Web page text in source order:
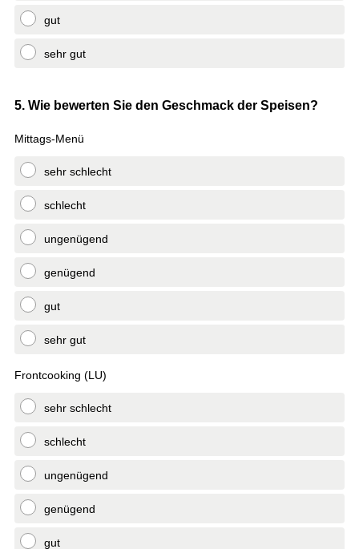
gut
sehr gut
Question
5. Wie bewerten Sie den Geschmack der Speisen?
Mittags-Menü
sehr schlecht
schlecht
ungenügend
genügend
gut
sehr gut
Frontcooking (LU)
sehr schlecht
schlecht
ungenügend
genügend
gut